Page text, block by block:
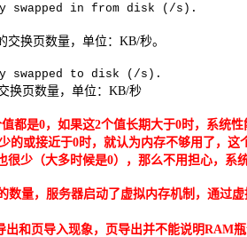
swapped in from disk (/s).
交换页数量，单位： KB/秒。
swapped to disk (/s).
换页数量，单位： KB/秒
都是0，如果这2个值长期大于0时，系统
的或接近于0时，就认为内存不够用了，这
很少（大多时候是0），那么不用担心，系
数量，服务器启动了虚拟内存机制，通过
和页导入现象，页导出并不能说明RAM